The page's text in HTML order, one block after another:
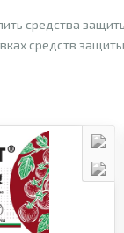
средства
средств